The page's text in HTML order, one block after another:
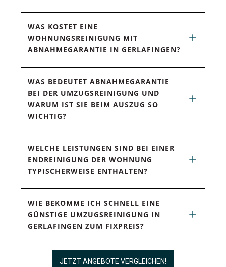
WAS KOSTET EINE
WOHNUNGSREINIGUNG MIT
ABNAHMEGARANTIE IN GERLAFINGEN?
WAS BEDEUTET ABNAHMEGARANTIE
BEI DER UMZUGSREINIGUNG UND
WARUM IST SIE BEIM AUSZUG SO
WICHTIG?
WELCHE LEISTUNGEN SIND BEI EINER
ENDREINIGUNG DER WOHNUNG
TYPISCHERWEISE ENTHALTEN?
WIE BEKOMME ICH SCHNELL EINE
GÜNSTIGE UMZUGSREINIGUNG IN
GERLAFINGEN ZUM FIXPREIS?
JETZT ANGEBOTE VERGLEICHEN!